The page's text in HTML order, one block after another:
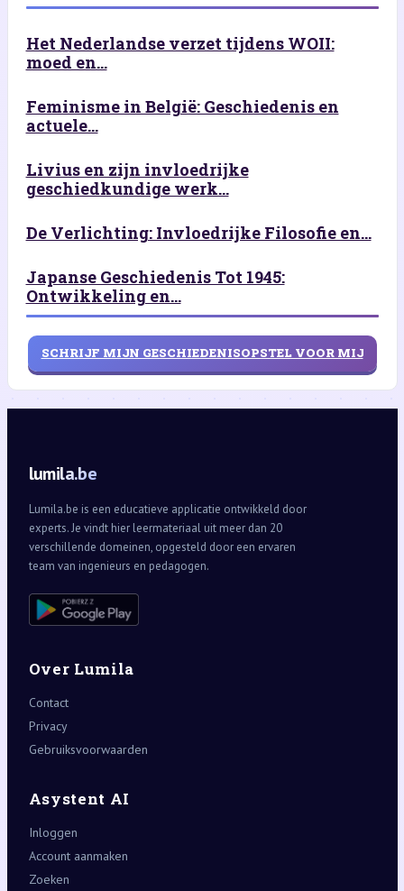
Het Nederlandse verzet tijdens WOII:
moed en...
Feminisme in België: Geschiedenis en
actuele...
Livius en zijn invloedrijke
geschiedkundige werk...
De Verlichting: Invloedrijke Filosofie en...
Japanse Geschiedenis Tot 1945:
Ontwikkeling en...
SCHRIJF MIJN GESCHIEDENISOPSTEL VOOR MIJ
lumila.be
Lumila.be is een educatieve applicatie ontwikkeld door
experts. Je vindt hier leermateriaal uit meer dan 20
verschillende domeinen, opgesteld door een ervaren
team van ingenieurs en pedagogen.
Over Lumila
Contact
Privacy
Gebruiksvoorwaarden
Asystent AI
Inloggen
Account aanmaken
Zoeken